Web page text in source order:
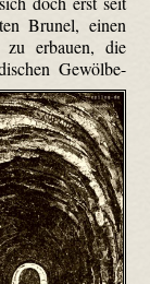
Brunel, einen
erbauen, die
Gewölbe-